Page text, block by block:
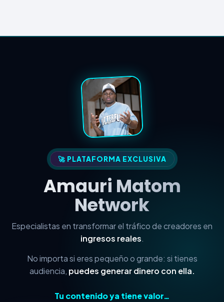
🚀 PLATAFORMA EXCLUSIVA
Amauri Matom
Network
Especialistas en transformar el tráfico de creadores en
ingresos reales.
No importa si eres pequeño o grande: si tienes
audiencia, puedes generar dinero con ella.
Tu contenido ya tiene valor…